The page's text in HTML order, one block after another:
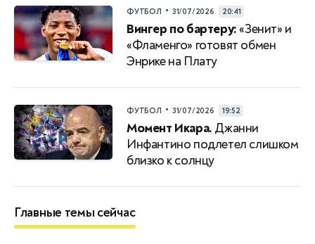
ФУТБОЛ • 31/07/2026 20:41
Вингер по бартеру:«Зенит» и
«Фламенго» готовят обмен
Энрике на Плату
ФУТБОЛ • 31/07/2026 19:52
Момент Икара. Джанни
Инфантино подлетел слишком
близко к солнцу
Главные темы сейчас